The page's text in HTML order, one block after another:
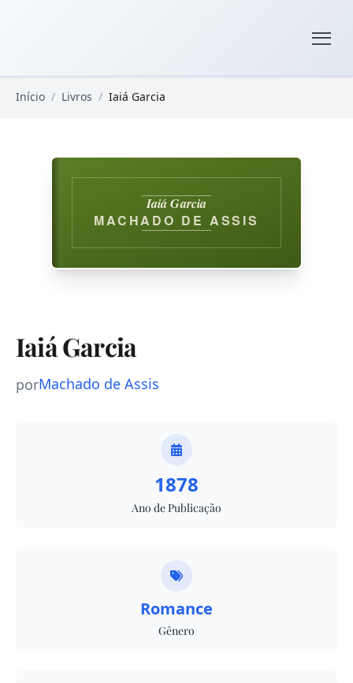
Início / Livros / Iaiá Garcia
Iaiá Garcia
MACHADO DE ASSIS
Iaiá Garcia
porMachado de Assis
1878
Ano de Publicação
Romance
Gênero